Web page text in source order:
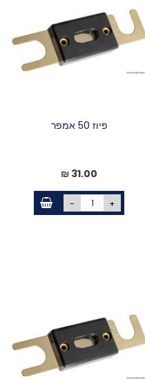
פיוז 50 אמפר
31.00 ₪
- +